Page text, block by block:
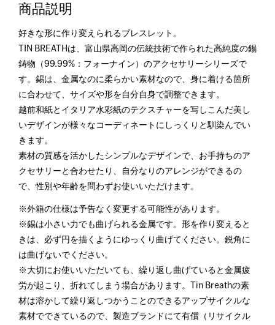
商品説明
好きな形に作り変えられるブレスレット。
TIN BREATHは、富山県高岡の伝統技術で作られた高純度の錫
鋳物（99.99%：フォーナイン）のアクセサリーシリーズで
す。錫は、金属なのに柔らかい素材なので、身に着ける箇所
に合わせて、サイズや形を自分自身で調整できます。
越前和紙とイタリア水彩紙のテクスチャーを写しこんだ美し
いデザインが様々なコーディネートにしっくりと馴染んでい
きます。
素材の質感を活かしたシンプルなデザインで、お手持ちのア
クセサリーと合わせたり、自分なりのアレンジができるの
で、性別や年齢を問わずお使いいただけます。
※外箱の仕様は予告なく変更する可能性があります。
※錫は小さい力でも曲げられる金属です。形を作り変えると
きは、必ず円を描くようにゆっくり曲げてください。鋭角に
は曲げないでください。
※大切にお使いいただいても、繰り返し曲げていると金属疲
労が起こり、折れてしまう場合があります。Tin Breathの素
材は溶かして繰り返しつかうことのできるアップサイクルな
素材でできているので、製造ブランドにて有償（リサイクル